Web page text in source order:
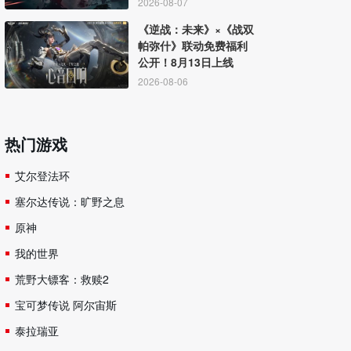
《逆战：未来》×《战双
帕弥什》联动免费福利
公开！8月13日上线
2026-08-06
热门游戏
艾尔登法环
塞尔达传说：旷野之息
原神
我的世界
荒野大镖客：救赎2
宝可梦传说 阿尔宙斯
泰拉瑞亚